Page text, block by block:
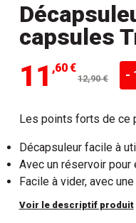
capsules
11 ,60 €
12,90 € -
Les points forts de ce
Décapsuleur facile à
Avec un réservoir pour
Facile à vider, avec
Voir le descriptif produit